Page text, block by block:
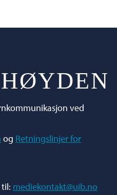
ved
og Retningslinjer for
mediekontakt@uib.no